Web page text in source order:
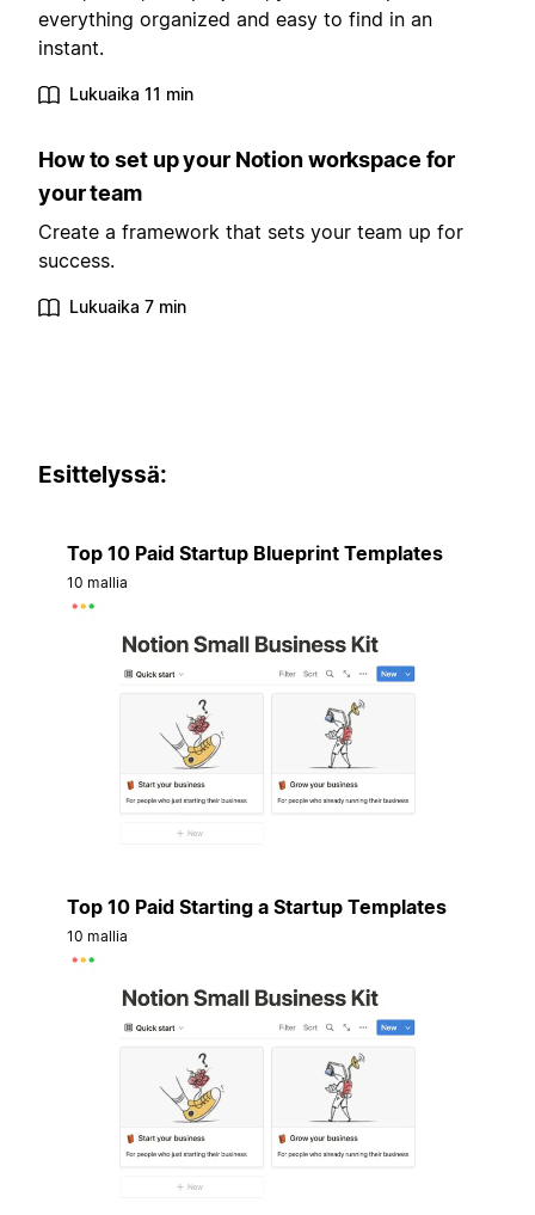
everything organized and easy to find in an
instant.
Lukuaika 11 min
How to set up your Notion workspace for
your team
Create a framework that sets your team up for
success.
Lukuaika 7 min
Esittelyssä:
Top 10 Paid Startup Blueprint Templates
10 mallia
Top 10 Paid Starting a Startup Templates
10 mallia